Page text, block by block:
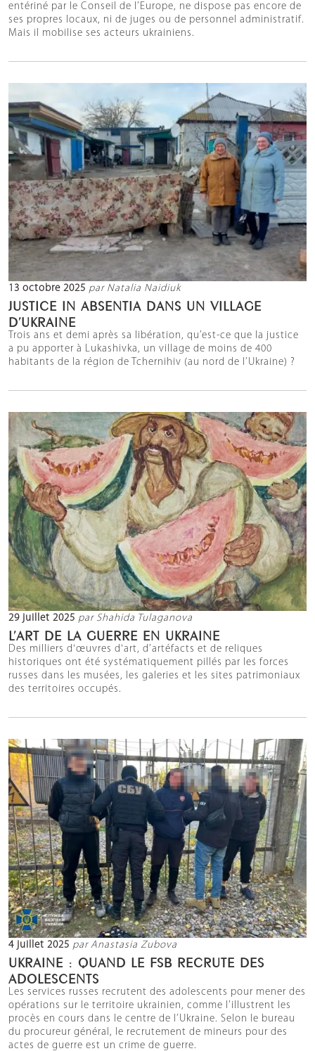
entériné par le Conseil de l’Europe, ne dispose pas encore de
ses propres locaux, ni de juges ou de personnel administratif.
Mais il mobilise ses acteurs ukrainiens.
13 octobre 2025 par Natalia Naidiuk
JUSTICE IN ABSENTIA DANS UN VILLAGE
D’UKRAINE
Trois ans et demi après sa libération, qu’est-ce que la justice
a pu apporter à Lukashivka, un village de moins de 400
habitants de la région de Tchernihiv (au nord de l’Ukraine) ?
29 juillet 2025 par Shahida Tulaganova
L’ART DE LA GUERRE EN UKRAINE
Des milliers d'œuvres d'art, d’artéfacts et de reliques
historiques ont été systématiquement pillés par les forces
russes dans les musées, les galeries et les sites patrimoniaux
des territoires occupés.
4 juillet 2025 par Anastasia Zubova
UKRAINE : QUAND LE FSB RECRUTE DES
ADOLESCENTS
Les services russes recrutent des adolescents pour mener des
opérations sur le territoire ukrainien, comme l’illustrent les
procès en cours dans le centre de l’Ukraine. Selon le bureau
du procureur général, le recrutement de mineurs pour des
actes de guerre est un crime de guerre.